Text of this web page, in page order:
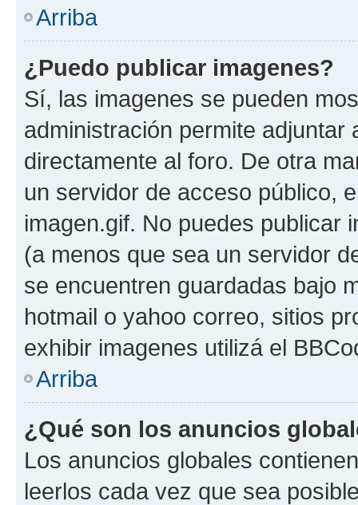
Arriba
¿Puedo publicar imagenes?
Sí, las imagenes se pueden
administración permite
directamente al foro. De otra
un servidor de acceso público,
imagen.gif. No puedes publicar
(a menos que sea un servidor
se encuentren guardadas bajo
hotmail o yahoo correo, sitios
exhibir imagenes utilizá el
Arriba
¿Qué son los anuncios
Los anuncios globales
leerlos cada vez que sea